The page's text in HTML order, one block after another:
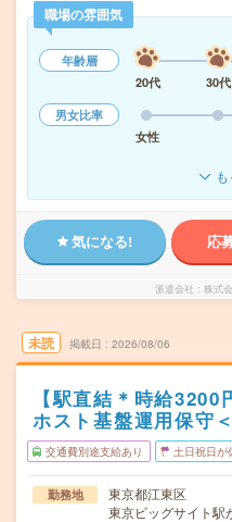
職場の雰囲気
年齢層
20代
30代
男女比率
女性
気になる! 応
派遣会社 株式
未読 掲載日 2026/08/06
【駅直結＊時給
ホスト基盤運用保守
交通費別途支給あり 土日祝日が
勤務地
東京都江東区
東京ビッグサイト駅